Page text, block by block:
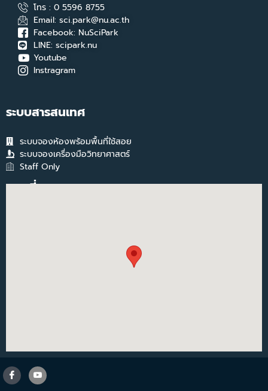
โทร : 0 5596 8755
Email: sci.park@nu.ac.th
Facebook: NuSciPark
LINE: scipark.nu
Youtube
Instragram
ระบบสารสนเทศ
ระบบจองห้องพร้อมพื้นที่ใช้สอย
ระบบจองเครื่องมือวิทยาศาสตร์
Staff Only
แผนที่